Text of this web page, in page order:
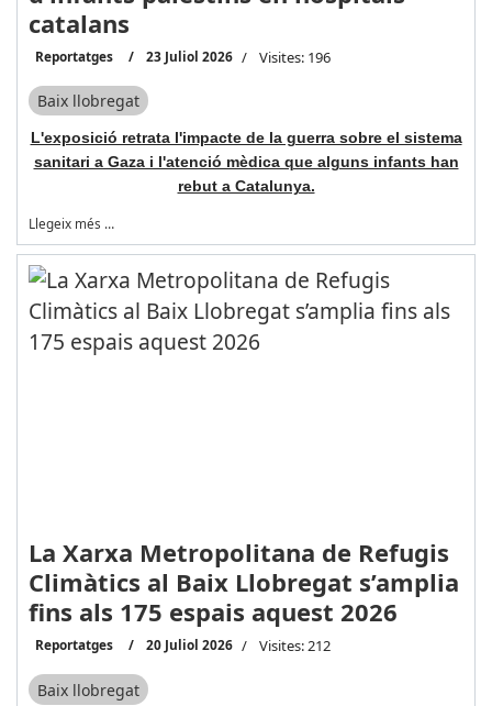
catalans
Reportatges 23 Juliol 2026 Visites: 196
Baix llobregat
L'exposició retrata l'impacte de la guerra sobre el sistema
sanitari a Gaza i l'atenció mèdica que alguns infants han
rebut a Catalunya.
Llegeix més …
La Xarxa Metropolitana de Refugis
Climàtics al Baix Llobregat s’amplia
fins als 175 espais aquest 2026
Reportatges 20 Juliol 2026 Visites: 212
Baix llobregat